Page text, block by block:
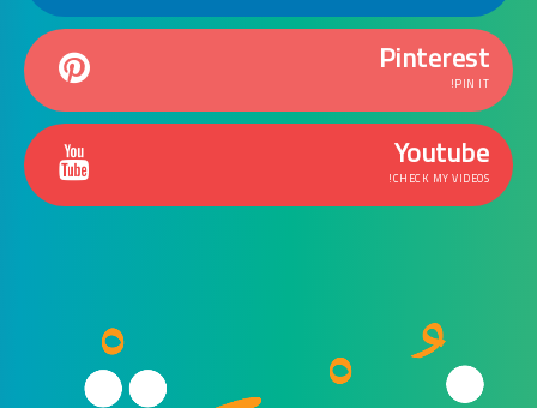
Pinterest
PIN IT!
Youtube
CHECK MY VIDEOS!